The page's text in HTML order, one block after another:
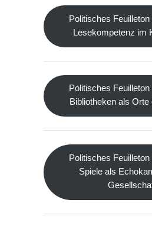
Politisches
Lesekompetenz im
Politisches
Bibliotheken als Orte
Politisches
Spiele als